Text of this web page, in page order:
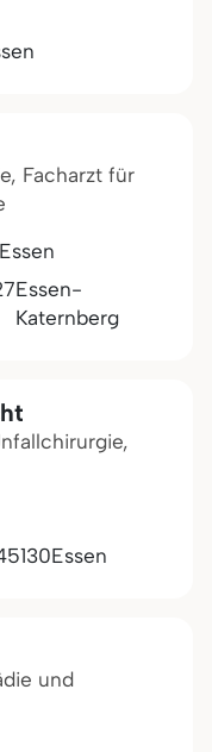
Facharzt für
Essen-
Katernberg
Essen
und